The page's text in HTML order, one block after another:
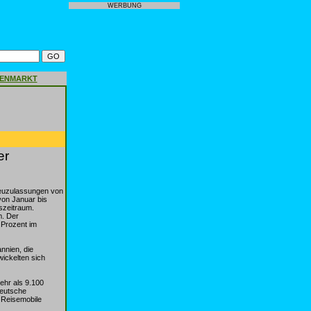
von
Januar bis
Der
im
die
sich
als 9.100
WERBUNG